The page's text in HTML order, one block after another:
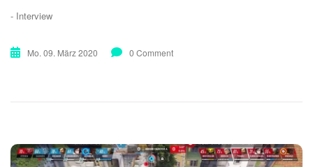
- Interview
Mo. 09. März 2020 0 Comment